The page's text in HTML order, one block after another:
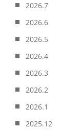
2026.7
2026.6
2026.5
2026.4
2026.3
2026.2
2026.1
2025.12